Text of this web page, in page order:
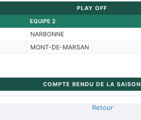
PLAY OFF
EQUIPE 2
NARBONNE
MONT-DE-MARSAN
COMPTE RENDU DE LA SAISON
Retour